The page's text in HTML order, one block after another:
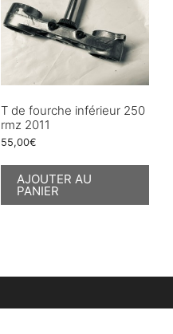
T de fourche inférieur 250
rmz 2011
55,00€
AJOUTER AU
PANIER